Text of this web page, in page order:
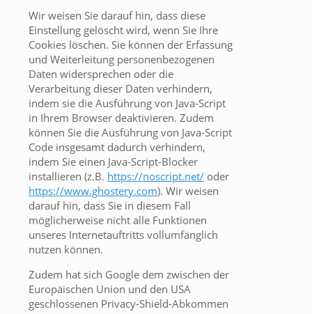
Wir weisen Sie darauf hin, dass diese
Einstellung gelöscht wird, wenn Sie Ihre
Cookies löschen. Sie können der Erfassung
und Weiterleitung personenbezogenen
Daten widersprechen oder die
Verarbeitung dieser Daten verhindern,
indem sie die Ausführung von Java-Script
in Ihrem Browser deaktivieren. Zudem
können Sie die Ausführung von Java-Script
Code insgesamt dadurch verhindern,
indem Sie einen Java-Script-Blocker
installieren (z.B. https://noscript.net/ oder
https://www.ghostery.com). Wir weisen
darauf hin, dass Sie in diesem Fall
möglicherweise nicht alle Funktionen
unseres Internetauftritts vollumfänglich
nutzen können.
Zudem hat sich Google dem zwischen der
Europäischen Union und den USA
geschlossenen Privacy-Shield-Abkommen